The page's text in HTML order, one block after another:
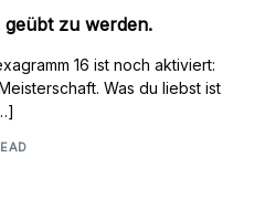
geübt zu werden.
16 ist noch aktiviert:
Was du liebst ist